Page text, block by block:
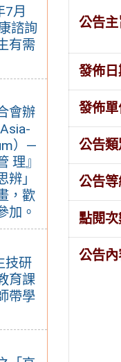
7月
諮詢
有需
會辦
）—
理』
」
，歡
加。
技研
育課
帶學
公告主
發佈日
發佈
公告類
公告
點閱
公告